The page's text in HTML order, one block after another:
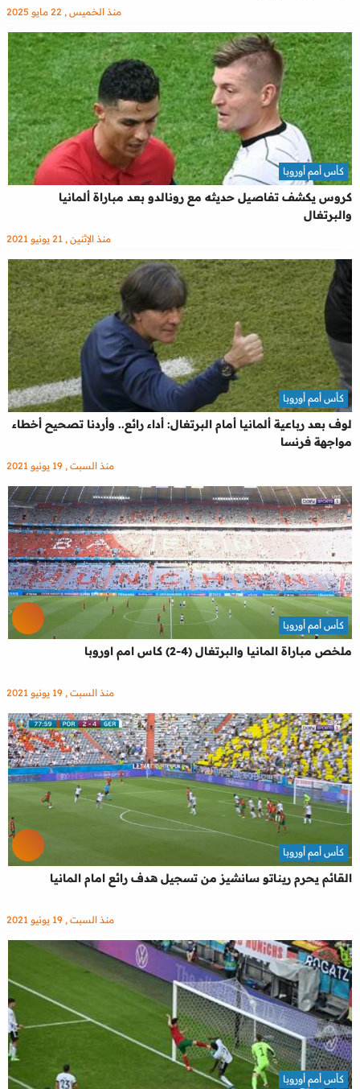
منذ الخميس , 22 مايو 2025
كروس يكشف تفاصيل حديثه مع رونالدو بعد مباراة ألمانيا
والبرتغال
كأس أمم أوروبا
منذ الإثنين , 21 يونيو 2021
لوف بعد رباعية ألمانيا أمام البرتغال: أداء رائع.. وأردنا تصحيح أخطاء
مواجهة فرنسا
كأس أمم أوروبا
منذ السبت , 19 يونيو 2021
ملخص مباراة المانيا والبرتغال (4-2) كاس امم اوروبا
كأس أمم أوروبا
منذ السبت , 19 يونيو 2021
القائم يحرم ريناتو سانشيز من تسجيل هدف رائع امام المانيا
كأس أمم أوروبا
منذ السبت , 19 يونيو 2021
كأس أمم أوروبا